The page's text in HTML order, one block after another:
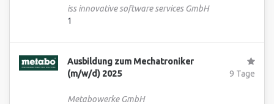
iss innovative software services GmbH
1
Ausbildung zum Mechatroniker
(m/w/d) 2025
Metabowerke GmbH
9 Tage